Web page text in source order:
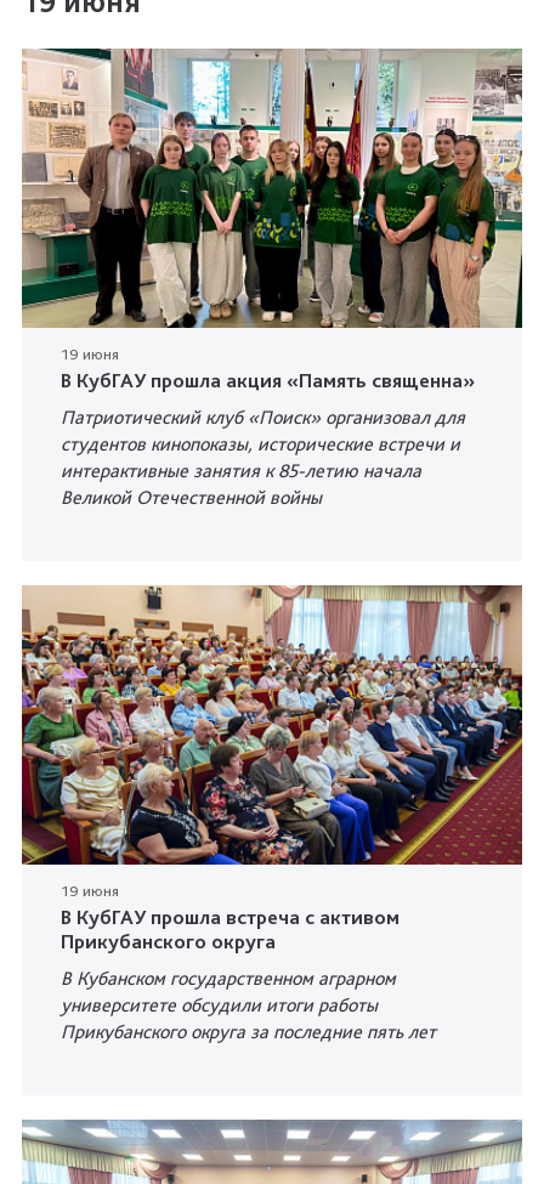
19 июня
В КубГАУ прошла акция «Память священна»
Патриотический клуб «Поиск» организовал для
студентов кинопоказы, исторические встречи и
интерактивные занятия к 85-летию начала
Великой Отечественной войны
19 июня
В КубГАУ прошла встреча с активом
Прикубанского округа
В Кубанском государственном аграрном
университете обсудили итоги работы
Прикубанского округа за последние пять лет